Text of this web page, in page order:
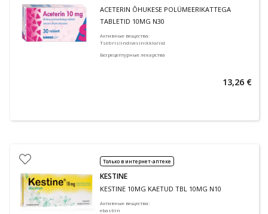
ACETERIN ÕHUKESE POLÜMEERIKATTEGA
TABLETID 10MG N30
Активные вещества:
Tsetirisiindivesinikkloriid
Безрецептурные лекарства
13,26 €
Только в интернет-аптеке
KESTINE
KESTINE 10MG KAETUD TBL 10MG N10
Активные вещества:
ebastiin